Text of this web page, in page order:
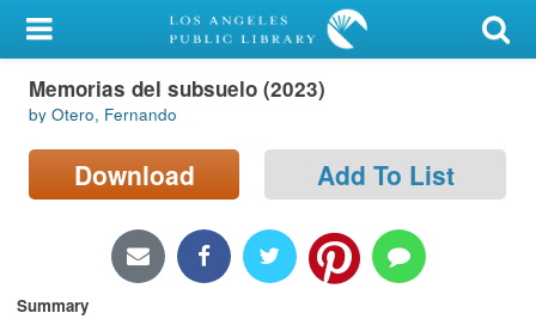
My Account
Library Card
Sign In
Locations/Hours (external
page)
Memorias del subsuelo (2023)
by Otero, Fernando
Download Add To List
Summary